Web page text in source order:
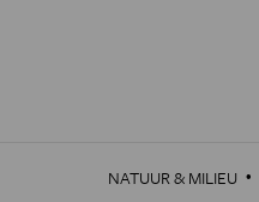
NATUUR & MILIEU ·